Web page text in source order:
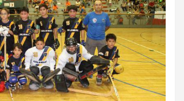
ar
tir